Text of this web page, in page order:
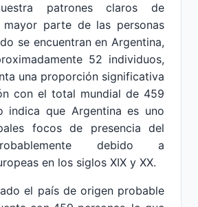
patrones claros de
mayor parte de las personas
se encuentran en Argentina,
52 individuos,
una proporción significativa
con el total mundial de 459
indica que Argentina es uno
focos de presencia del
debido a
en los siglos XIX y XX.
el país de origen probable